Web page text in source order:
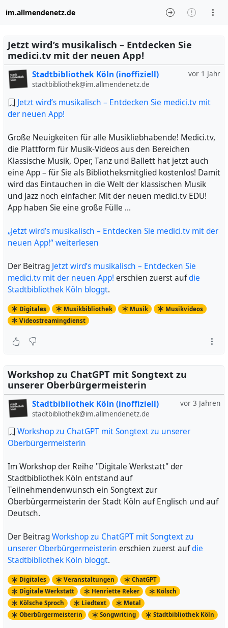
im.allmendenetz.de
Jetzt wird’s musikalisch – Entdecken Sie
medici.tv mit der neuen App!
vor 1 Jahr
Stadtbibliothek Köln (inoffiziell)
stadtbibliothek@im.allmendenetz.de
Jetzt wird’s musikalisch – Entdecken Sie medici.tv mit
der neuen App!
Große Neuigkeiten für alle Musikliebhabende! Medici.tv,
die Plattform für Musik-Videos aus den Bereichen
Klassische Musik, Oper, Tanz und Ballett hat jetzt auch
eine App – für Sie als Bibliotheksmitglied kostenlos! Damit
wird das Eintauchen in die Welt der klassischen Musik
und Jazz noch einfacher. Mit der neuen medici.tv EDU!
App haben Sie eine große Fülle …
„Jetzt wird’s musikalisch – Entdecken Sie medici.tv mit der
neuen App!“ weiterlesen
Der Beitrag Jetzt wird’s musikalisch – Entdecken Sie
medici.tv mit der neuen App! erschien zuerst aufdie
Stadtbibliothek Köln bloggt.
Digitales Musikbibliothek Musik
Musikvideos
Videostreamingdienst
Workshop zu ChatGPT mit Songtext zu
unserer Oberbürgermeisterin
vor 3 Jahren
Stadtbibliothek Köln (inoffiziell)
stadtbibliothek@im.allmendenetz.de
Workshop zu ChatGPT mit Songtext zu unserer
Oberbürgermeisterin
Im Workshop der Reihe "Digitale Werkstatt" der
Stadtbibliothek Köln entstand auf
Teilnehmendenwunsch ein Songtext zur
Oberbürgermeisterin der Stadt Köln auf Englisch und auf
Deutsch.
Der BeitragWorkshop zu ChatGPT mit Songtext zu
unserer Oberbürgermeisterin erschien zuerst aufdie
Stadtbibliothek Köln bloggt.
Digitales Veranstaltungen
ChatGPT
Digitale Werkstatt
Henriette Reker
Kölsch
Kölsche Sproch
Liedtext
Metal
Oberbürgermeisterin
Songwriting Stadtbibliothek Köln